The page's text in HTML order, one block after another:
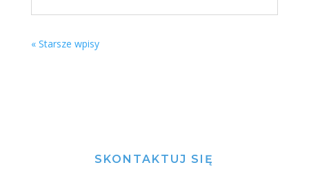
« Starsze wpisy
SKONTAKTUJ SIĘ